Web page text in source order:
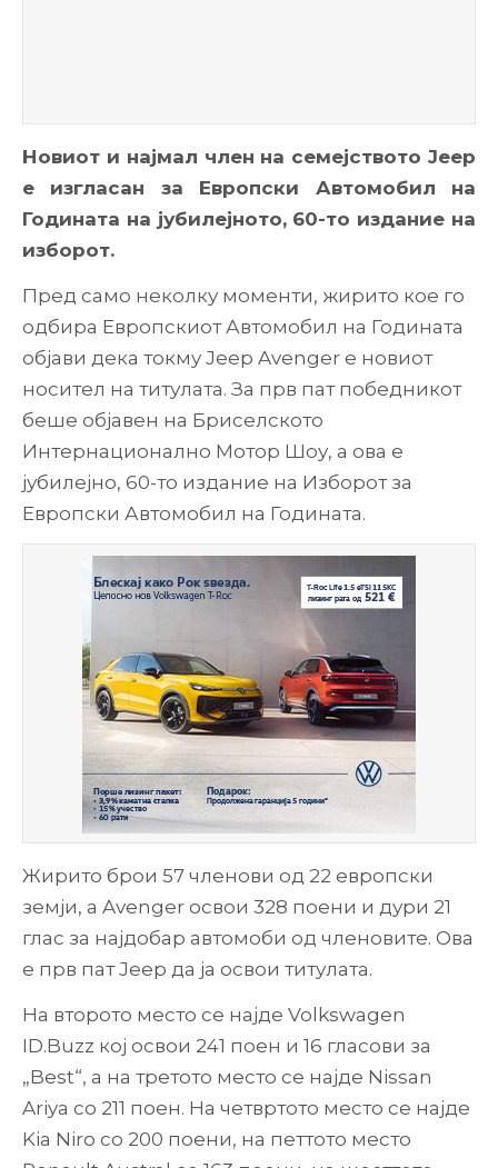
Новиот и најмал член на семејството Jeep
е изгласан за Европски Автомобил на
Годината на јубилејното, 60-то издание на
изборот.
Пред само неколку моменти, жирито кое го
одбира Европскиот Автомобил на Годината
објави дека токму Jeep Avenger е новиот
носител на титулата. За прв пат победникот
беше објавен на Бриселското
Интернационално Мотор Шоу, а ова е
јубилејно, 60-то издание на Изборот за
Европски Автомобил на Годината.
Жирито брои 57 членови од 22 европски
земји, a Avenger освои 328 поени и дури 21
глас за најдобар автомоби од членовите. Ова
е прв пат Jeep да ја освои титулата.
На второто место се најде Volkswagen
ID.Buzz кој освои 241 поен и 16 гласови за
„Best“, а на третото место се најде Nissan
Ariya со 211 поен. На четвртото место се најде
Kia Niro со 200 поени, на петтото место